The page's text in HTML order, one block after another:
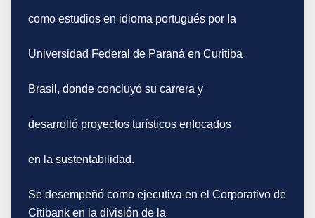
como estudios en idioma portugués por la
Universidad Federal de Paraná en Curitiba
Brasil, donde concluyó su carrera y
desarrolló proyectos turísticos enfocados
en la sustentabilidad.
Se desempeñó como ejecutiva en el Corporativo de
Citibank en la división de la